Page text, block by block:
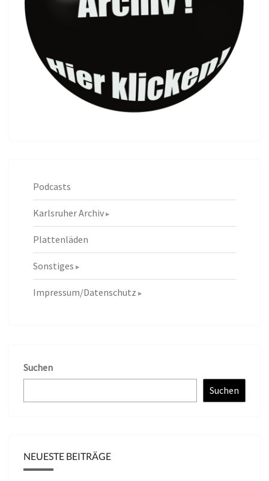
Podcasts
Karlsruher Archiv
Plattenläden
Sonstiges
Impressum/Datenschutz
Suchen
Suchen
NEUESTE BEITRÄGE